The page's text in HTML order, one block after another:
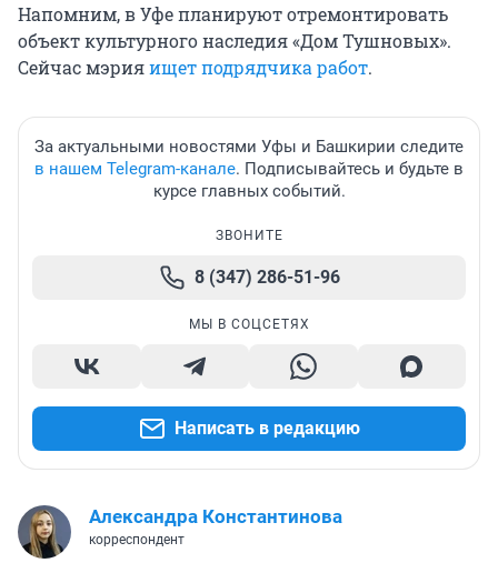
Напомним, в Уфе планируют отремонтировать
объект культурного наследия «Дом Тушновых».
Сейчас мэрияищет подрядчика работ.
За актуальными новостями Уфы и Башкирии следите
в нашем Telegram-канале. Подписывайтесь и будьте в
курсе главных событий.
ЗВОНИТЕ
8 (347) 286-51-96
МЫ В СОЦСЕТЯХ
Написать в редакцию
Александра Константинова
корреспондент